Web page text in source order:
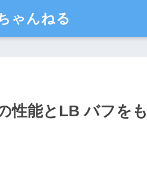
ゃんねる
性能とLB バフを